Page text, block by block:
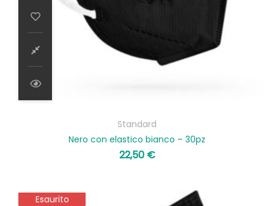
Standard
Nero con elastico bianco – 30pz
22,50 €
Esaurito
Esaurito